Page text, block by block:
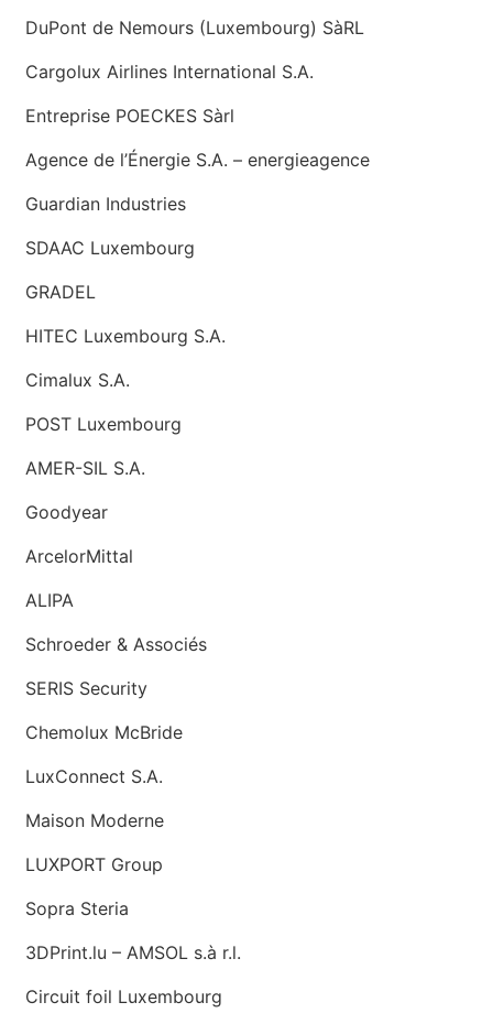
DuPont de Nemours (Luxembourg) SàRL
Cargolux Airlines International S.A.
Entreprise POECKES Sàrl
Agence de l’Énergie S.A. – energieagence
Guardian Industries
SDAAC Luxembourg
GRADEL
HITEC Luxembourg S.A.
Cimalux S.A.
POST Luxembourg
AMER-SIL S.A.
Goodyear
ArcelorMittal
ALIPA
Schroeder & Associés
SERIS Security
Chemolux McBride
LuxConnect S.A.
Maison Moderne
LUXPORT Group
Sopra Steria
3DPrint.lu – AMSOL s.à r.l.
Circuit foil Luxembourg